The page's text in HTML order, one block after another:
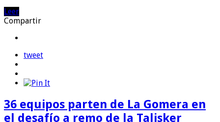
Leer
Compartir
tweet
36 equipos parten de La Gomera en
el desafío a remo de la Talisker